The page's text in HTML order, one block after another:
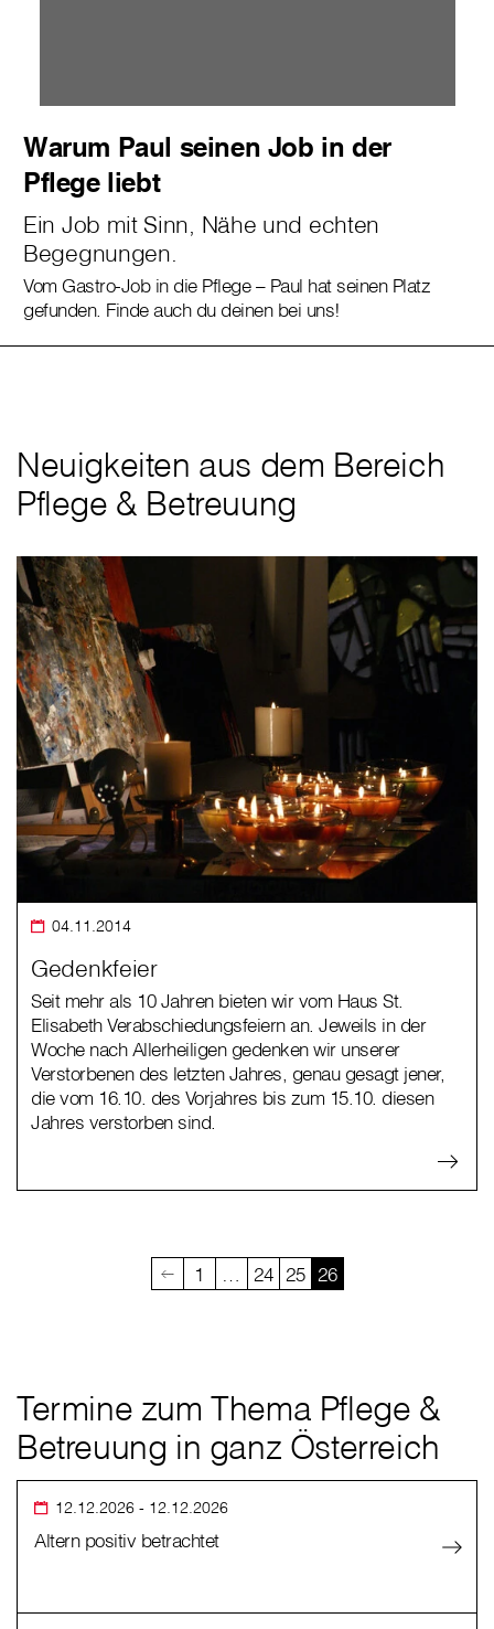
Warum Paul seinen Job in der
Pflege liebt
Ein Job mit Sinn, Nähe und echten
Begegnungen.
Vom Gastro-Job in die Pflege – Paul hat seinen Platz
gefunden. Finde auch du deinen bei uns!
Neuigkeiten aus dem Bereich
Pflege & Betreuung
04.11.2014
Gedenkfeier
Seit mehr als 10 Jahren bieten wir vom Haus St.
Elisabeth Verabschiedungsfeiern an. Jeweils in der
Woche nach Allerheiligen gedenken wir unserer
Verstorbenen des letzten Jahres, genau gesagt jener,
die vom 16.10. des Vorjahres bis zum 15.10. diesen
Jahres verstorben sind.
1 … 24 25 26
Termine zum Thema Pflege &
Betreuung in ganz Österreich
12.12.2026 - 12.12.2026
Altern positiv betrachtet